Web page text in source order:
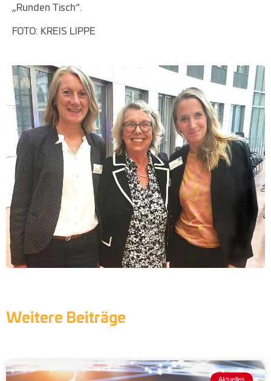
„Runden Tisch“.
FOTO: KREIS LIPPE
Weitere Beiträge
Aktuelles